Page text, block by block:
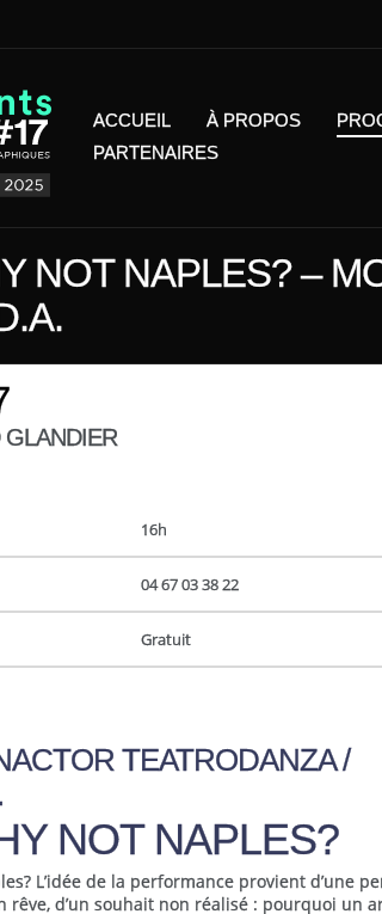
ACCUEIL À PROPOS
PARTENAIRES
NOT NAPLES? –
GLANDIER
16h
04 67 03 38 22
Gratuit
TEATRODANZA /
NOT NAPLES?
L’idée de la performance provient d’une
rêve, d’un souhait non réalisé : pourquoi un